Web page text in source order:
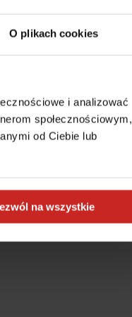
O plikach cookies
i analizować
społecznościowym,
od Ciebie lub
na wszystkie
information).